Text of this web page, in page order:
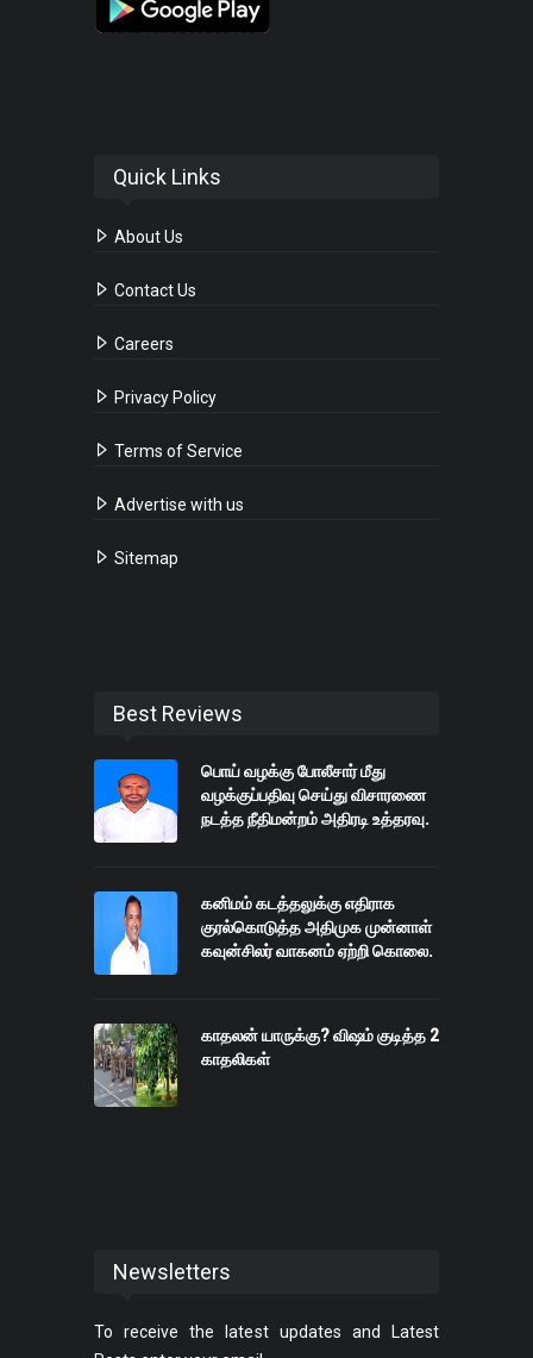
Quick Links
About Us
Contact Us
Careers
Privacy Policy
Terms of Service
Advertise with us
Sitemap
Best Reviews
பொய் வழக்கு போலீசார் மீது
வழக்குப்பதிவு செய்து விசாரணை
நடத்த நீதிமன்றம் அதிரடி உத்தரவு.
கனிமம் கடத்தலுக்கு எதிராக
குரல்கொடுத்த அதிமுக முன்னாள்
கவுன்சிலர் வாகனம் ஏற்றி கொலை.
காதலன் யாருக்கு? விஷம் குடித்த 2
காதலிகள்
Newsletters
To receive the latest updates and Latest